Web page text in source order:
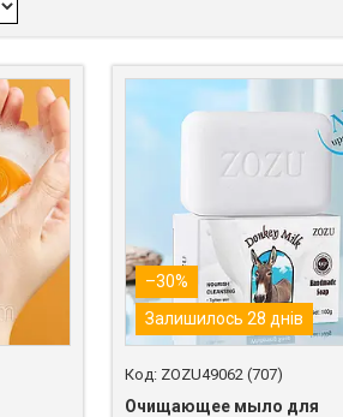
–30%
Залишилось 28 днів
ZOZU49062 (707)
Очищающее мыло для